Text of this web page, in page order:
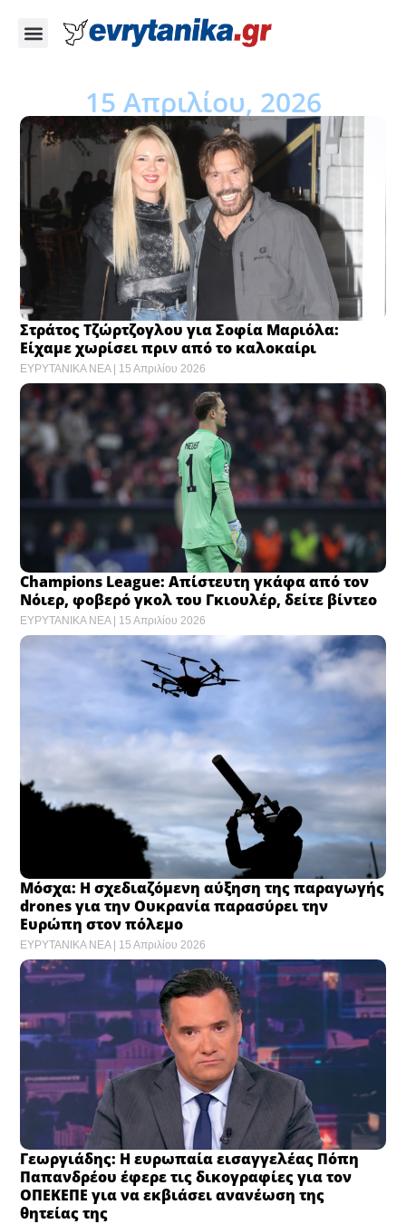
15 Απριλίου, 2026
Στράτος Τζώρτζογλου για Σοφία Μαριόλα:
Είχαμε χωρίσει πριν από το καλοκαίρι
ΕΥΡΥΤΑΝΙΚΑ ΝΕΑ 15 Απριλίου 2026
Champions League: Απίστευτη γκάφα από τον
Νόιερ, φοβερό γκολ του Γκιουλέρ, δείτε βίντεο
ΕΥΡΥΤΑΝΙΚΑ ΝΕΑ 15 Απριλίου 2026
Μόσχα: Η σχεδιαζόμενη αύξηση της παραγωγής
drones για την Ουκρανία παρασύρει την
Ευρώπη στον πόλεμο
ΕΥΡΥΤΑΝΙΚΑ ΝΕΑ 15 Απριλίου 2026
Γεωργιάδης: Η ευρωπαία εισαγγελέας Πόπη
Παπανδρέου έφερε τις δικογραφίες για τον
ΟΠΕΚΕΠΕ για να εκβιάσει ανανέωση της
θητείας της